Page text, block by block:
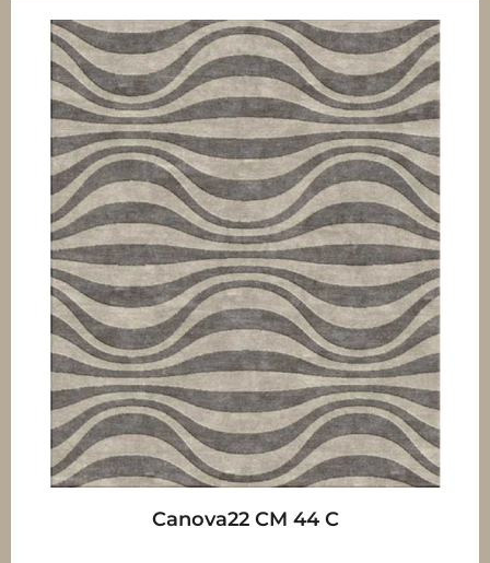
Canova22 CM 44 C